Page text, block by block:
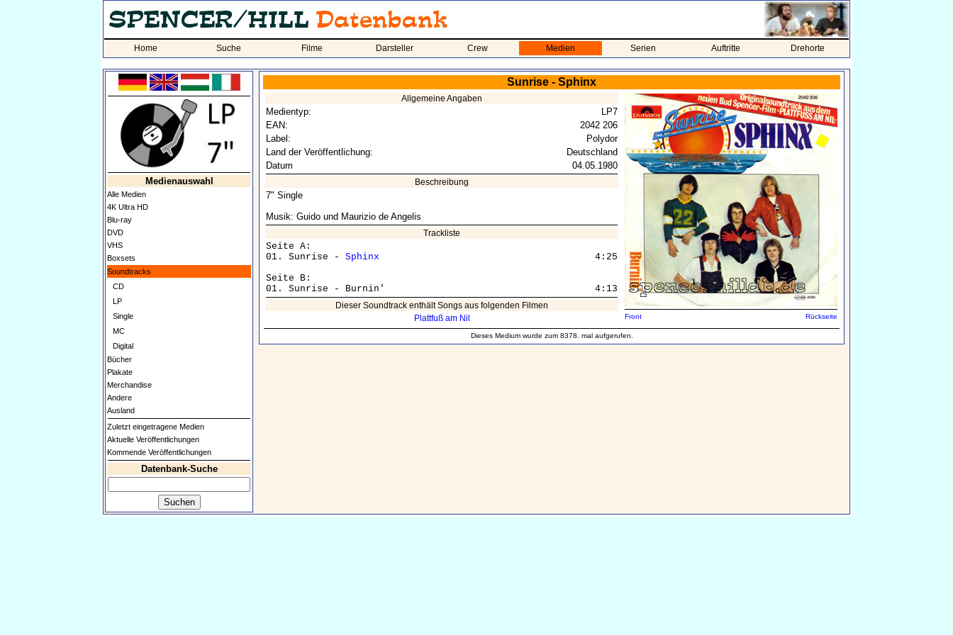
Home Suche Filme Darsteller Crew Medien Serien Auftritte Drehorte
Medienauswahl
Alle Medien
4K Ultra HD
Blu-ray
DVD
VHS
Boxsets
Soundtracks
CD
LP
Single
MC
Digital
Bücher
Plakate
Merchandise
Andere
Ausland
Zuletzt eingetragene Medien
Aktuelle Veröffentlichungen
Kommende Veröffentlichungen
Datenbank-Suche
Sunrise - Sphinx
Allgemeine Angaben
Medientyp:
LP7
EAN:
2042 206
Label:
Polydor
Land der Veröffentlichung:
Deutschland
Datum
04.05.1980
Beschreibung
7" Single
Musik: Guido und Maurizio de Angelis
Trackliste
Seite A:
01. Sunrise - Sphinx
Seite B:
Dieser Soundtrack enthält Songs aus folgenden Filmen
Plattfuß am Nil
Front Rückseite
Dieses Medium wurde zum 8378. mal aufgerufen.